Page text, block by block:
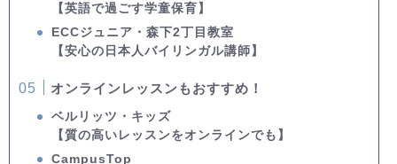
【英語で過ごす学童保育】
ECCジュニア・森下2丁目教室
【安心の日本人バイリンガル講師】
オンラインレッスンもおすすめ！
ベルリッツ・キッズ
【質の高いレッスンをオンラインでも】
CampusTop